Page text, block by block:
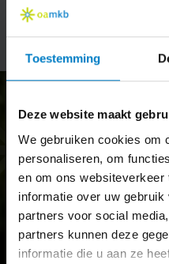
Toestemming
Deze website maakt
We gebruiken cookies om
personaliseren, om
en om ons
informatie over uw
partners voor social
partners kunnen deze
informatie die u aan ze
Onze